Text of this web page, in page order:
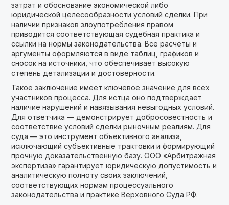
затрат и обоснование экономической либо
юридической целесообразности условий сделки. При
наличии признаков злоупотребления правом
приводится соответствующая судебная практика и
ссылки на нормы законодательства. Все расчёты и
аргументы оформляются в виде таблиц, графиков и
сносок на источники, что обеспечивает высокую
степень детализации и достоверности.
Такое заключение имеет ключевое значение для всех
участников процесса. Для истца оно подтверждает
наличие нарушений и навязывания невыгодных условий.
Для ответчика — демонстрирует добросовестность и
соответствие условий сделки рыночным реалиям. Для
суда — это инструмент объективного анализа,
исключающий субъективные трактовки и формирующий
прочную доказательственную базу. ООО «Арбитражная
экспертиза» гарантирует юридическую допустимость и
аналитическую полноту своих заключений,
соответствующих нормам процессуального
законодательства и практике Верховного Суда РФ.